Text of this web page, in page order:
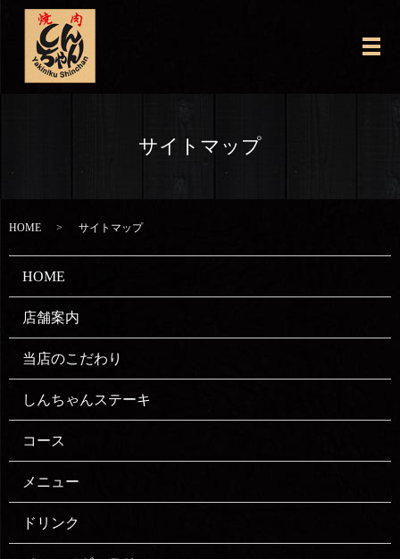
メ
サイトマップ
HOME サイトマップ
HOME
店舗案内
当店のこだわり
しんちゃんステーキ
コース
メニュー
ドリンク